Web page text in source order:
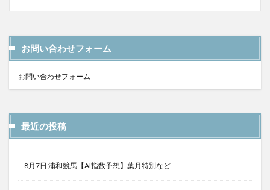
お問い合わせフォーム
お問い合わせフォーム
最近の投稿
8月7日 浦和競馬【AI指数予想】葉月特別など